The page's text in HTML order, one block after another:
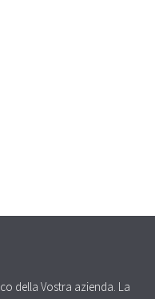
della Vostra azienda. La